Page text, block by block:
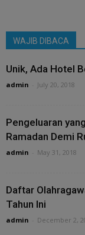
WAJIB DIBACA
Unik, Ada Hotel
admin July 20, 2018
Pengeluaran
Ramadan Demi
admin May 31, 2018
Daftar
Tahun Ini
admin December 2,